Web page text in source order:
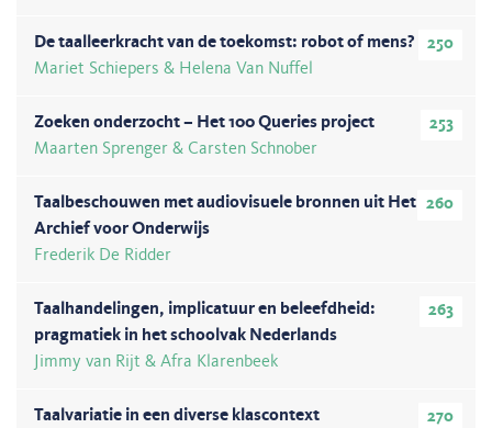
250
De taalleerkracht van de toekomst: robot of mens?
Mariet Schiepers & Helena Van Nuffel
253
Zoeken onderzocht – Het 100 Queries project
Maarten Sprenger & Carsten Schnober
260
Taalbeschouwen met audiovisuele bronnen uit Het
Archief voor Onderwijs
Frederik De Ridder
263
Taalhandelingen, implicatuur en beleefdheid:
pragmatiek in het schoolvak Nederlands
Jimmy van Rijt & Afra Klarenbeek
270
Taalvariatie in een diverse klascontext